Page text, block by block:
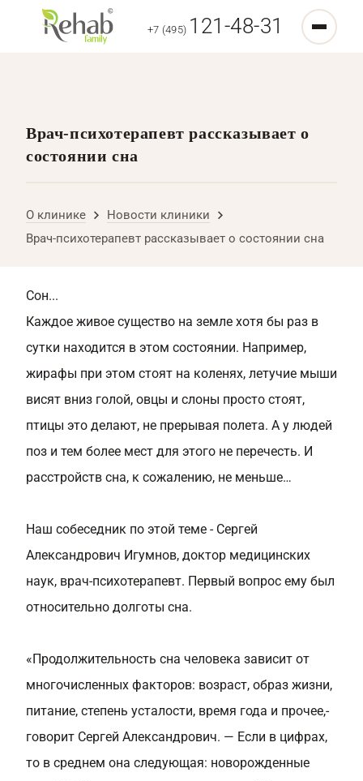
+7 (495) 121-48-31
Врач-психотерапевт рассказывает о
состоянии сна
О клинике
Новости клиники
Врач-психотерапевт рассказывает о состоянии сна
Сон...
Каждое живое существо на земле хотя бы раз в
сутки находится в этом состоянии. Например,
жирафы при этом стоят на коленях, летучие мыши
висят вниз голой, овцы и слоны просто стоят,
птицы это делают, не прерывая полета. А у людей
поз и тем более мест для этого не перечесть. И
расстройств сна, к сожалению, не меньше…
Наш собеседник по этой теме - Сергей
Александрович Игумнов, доктор медицинских
наук, врач-психотерапевт. Первый вопрос ему был
относительно долготы сна.
«Продолжительность сна человека зависит от
многочисленных факторов: возраст, образ жизни,
питание, степень усталости, время года и прочее,-
говорит Сергей Александрович. — Если в цифрах,
то в среднем она следующая: новорожденные